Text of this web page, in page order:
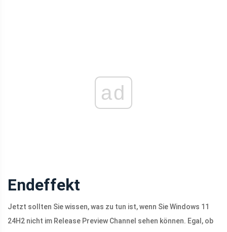
ad
Endeffekt
Jetzt sollten Sie wissen, was zu tun ist, wenn Sie Windows 11
24H2 nicht im Release Preview Channel sehen können. Egal, ob